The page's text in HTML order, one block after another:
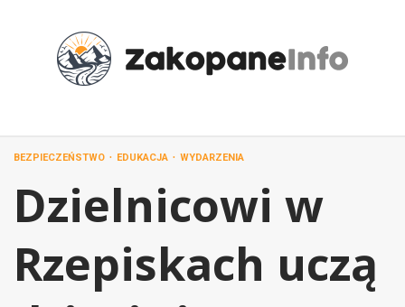
BEZPIECZEŃSTWO EDUKACJA WYDARZENIA
Dzielnicowi w
Rzepiskach uczą